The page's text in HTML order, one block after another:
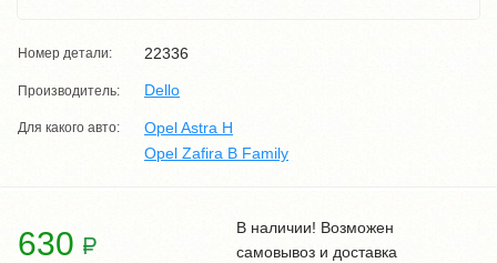
Номер детали: 22336
Производитель: Dello
Для какого авто:
Opel Astra H
Opel Zafira B Family
630
В наличии! Возможен
самовывоз и доставка